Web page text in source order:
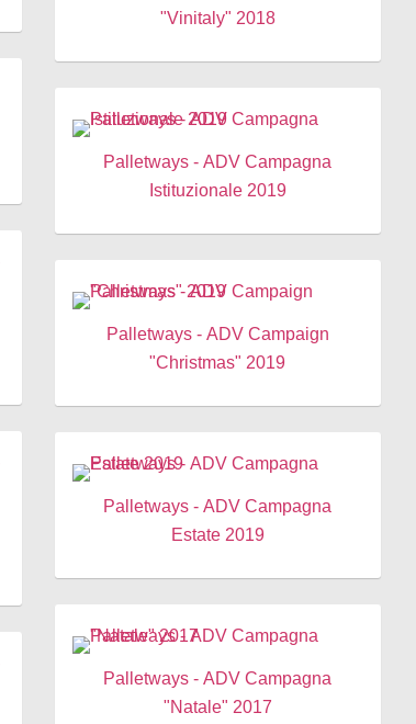
"Vinitaly" 2018
Palletways - ADV Campagna
Istituzionale 2019
Palletways - ADV Campaign
"Christmas" 2019
Palletways - ADV Campagna
Estate 2019
Palletways - ADV Campagna
"Natale" 2017